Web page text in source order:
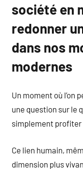
société en
redonner
dans nos
modernes
Un moment où l’on
une question sur le
simplement profiter
Ce lien humain,
dimension plus